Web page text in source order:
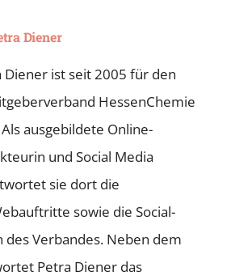
Diener
Diener ist seit 2005 für den
HessenChemie
ausgebildete Online-
und Social Media
sie dort die
sowie die Social-
des Verbandes. Neben dem
Petra Diener das